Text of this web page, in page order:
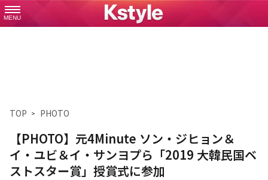
MENU
TOP PHOTO
【PHOTO】元4Minute ソン・ジヒョン＆
イ・ユビ＆イ・サンヨプら「2019 大韓民国ベ
ストスター賞」授賞式に参加